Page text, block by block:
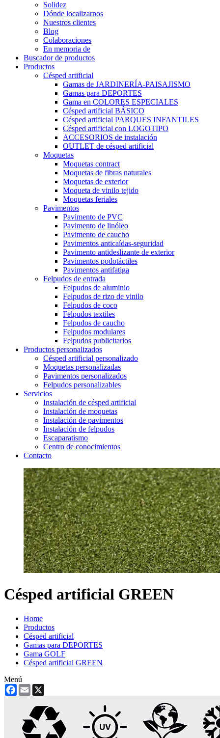
Solidez
Dónde localizarnos
Nuestros clientes
Blog
Colaboraciones
En memoria de
Buscador de productos
Productos
Césped artificial
Gamas de JARDINERÍA-PAISAJISMO
Gamas para DEPORTES
Gama en COLORES ESPECIALES
Césped artificial BÁSICO
Césped artificial PARQUES INFANTILES
Césped artificial con LOGOTIPO
ACCESORIOS de instalación
OUTLET de césped artificial
Moquetas
Moquetas contract
Moquetas de fibras naturales
Moquetas de exterior
Moqueta de vinilo tejido
Moquetas feriales
Pavimentos
Pavimento de PVC
Pavimento de linóleo
Pavimento de caucho
Pavimentos anticaídas-seguridad
Pavimento antideslizante de exterior
Pavimentos podotáctiles
Pavimentos antifatiga
Felpudos de entrada
Felpudos de aluminio
Felpudos de rizo de vinilo
Felpudos de coco
Felpudos textiles
Felpudos de caucho
Felpudos modulares
Felpudos publicitarios
Productos personalizados
Césped artificial personalizado
Moquetas personalizadas
Pavimentos personalizados
Felpudos personalizables
Servicios
Instalación de césped artificial
Instalación de moquetas
Instalación de pavimentos
Instalación de felpudos
Escaparatismo
Centro de conocimientos
Contacto
Césped artificial GREEN
Home
Productos
Césped artificial
Gamas para DEPORTES
Gama GOLF
Césped artificial GREEN
Menú
Facebook
Email